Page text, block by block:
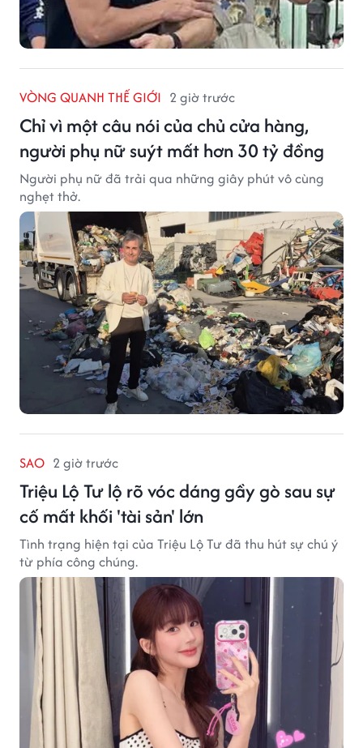
VÒNG QUANH THẾ GIỚI 2 giờ trước
Chỉ vì một câu nói của chủ cửa hàng,
người phụ nữ suýt mất hơn 30 tỷ đồng
Người phụ nữ đã trải qua những giây phút vô cùng
nghẹt thở.
SAO 2 giờ trước
Triệu Lộ Tư lộ rõ vóc dáng gầy gò sau sự
cố mất khối 'tài sản' lớn
Tình trạng hiện tại của Triệu Lộ Tư đã thu hút sự chú ý
từ phía công chúng.